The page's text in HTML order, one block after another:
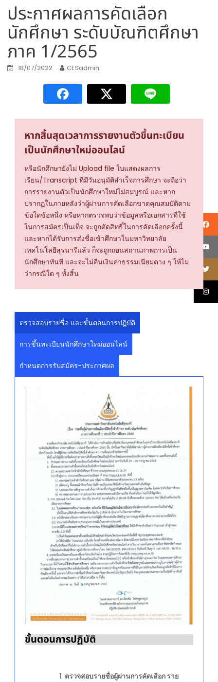
ประกาศผลการคัดเลือก
นักศึกษา ระดับบัณฑิตศึกษา
ภาค 1/2565
18/07/2022 CESadmin
หากสิ้นสุดเวลาการรายงานตัวขึ้นทะเบียน
เป็นนักศึกษาใหม่ออนไลน์
หรือนักศึกษายังไม่ Upload file ใบแสดงผลการ
เรียน/Transcript ที่มีวันอนุมัติสำเร็จการศึกษา จะถือว่า
การรายงานตัวเป็นนักศึกษาใหม่ไม่สมบูรณ์ และหาก
ปรากฏในภายหลังว่าผู้ผ่านการคัดเลือกขาดคุณสมบัติตาม
ข้อใดข้อหนึ่ง หรือหากตรวจพบว่าข้อมูลหรือเอกสารที่ใช้
ในการสมัครเป็นเท็จ จะถูกตัดสิทธิ์ในการคัดเลือกครั้งนี้
และหากได้รับการส่งชื่อเข้าศึกษาในมหาวิทยาลัย
เทคโนโลยีสุรนารีแล้ว ก็จะถูกถอนสถานภาพการเป็น
นักศึกษาทันที และจะไม่คืนเงินค่าธรรมเนียมตาง ๆ ให้ไม่
ว่ากรณีใด ๆ ทั้งสิ้น
ตรวจสอบรายชื่อ และขั้นตอนการปฏิบัติ
การขึ้นทะเบียนนักศึกษาใหม่ออนไลน์
กำหนดการรับสมัคร-ประกาศผล
ขั้นตอนการปฏิบัติ
ตรวจสอบรายชื่อผู้ผ่านการคัดเลือก ราย